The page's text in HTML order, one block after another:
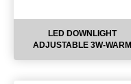
LED DOWNLIGHT
ADJUSTABLE 3W-WARM